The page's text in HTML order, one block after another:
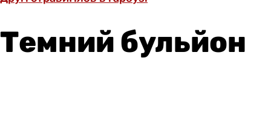
Темний бульйон